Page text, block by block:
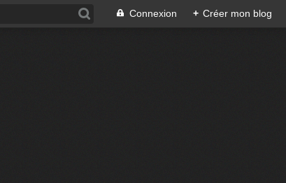
Connexion + Créer mon blog